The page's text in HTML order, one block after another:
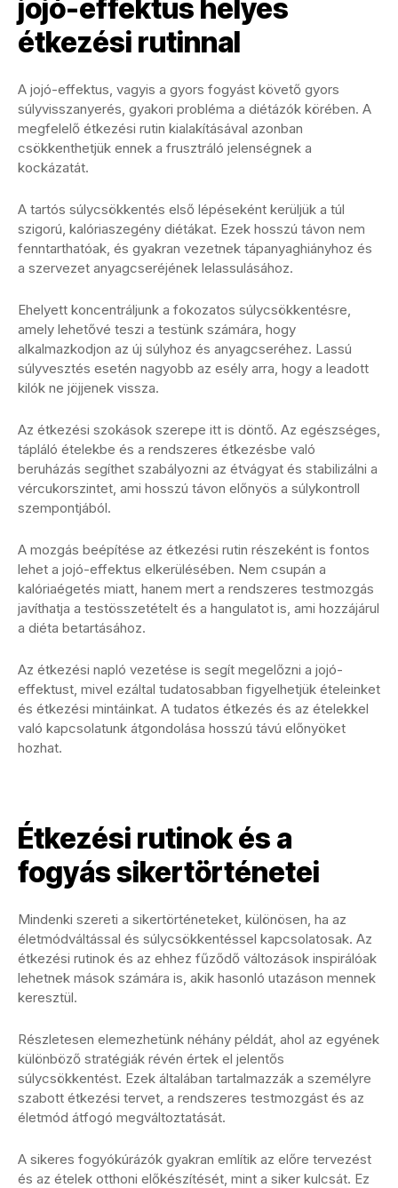
jojó-effektus helyes
étkezési rutinnal
A jojó-effektus, vagyis a gyors fogyást követő gyors
súlyvisszanyerés, gyakori probléma a diétázók körében. A
megfelelő étkezési rutin kialakításával azonban
csökkenthetjük ennek a frusztráló jelenségnek a
kockázatát.
A tartós súlycsökkentés első lépéseként kerüljük a túl
szigorú, kalóriaszegény diétákat. Ezek hosszú távon nem
fenntarthatóak, és gyakran vezetnek tápanyaghiányhoz és
a szervezet anyagcseréjének lelassulásához.
Ehelyett koncentráljunk a fokozatos súlycsökkentésre,
amely lehetővé teszi a testünk számára, hogy
alkalmazkodjon az új súlyhoz és anyagcseréhez. Lassú
súlyvesztés esetén nagyobb az esély arra, hogy a leadott
kilók ne jöjjenek vissza.
Az étkezési szokások szerepe itt is döntő. Az egészséges,
tápláló ételekbe és a rendszeres étkezésbe való
beruházás segíthet szabályozni az étvágyat és stabilizálni a
vércukorszintet, ami hosszú távon előnyös a súlykontroll
szempontjából.
A mozgás beépítése az étkezési rutin részeként is fontos
lehet a jojó-effektus elkerülésében. Nem csupán a
kalóriaégetés miatt, hanem mert a rendszeres testmozgás
javíthatja a testösszetételt és a hangulatot is, ami hozzájárul
a diéta betartásához.
Az étkezési napló vezetése is segít megelőzni a jojó-
effektust, mivel ezáltal tudatosabban figyelhetjük ételeinket
és étkezési mintáinkat. A tudatos étkezés és az ételekkel
való kapcsolatunk átgondolása hosszú távú előnyöket
hozhat.
Étkezési rutinok és a
fogyás sikertörténetei
Mindenki szereti a sikertörténeteket, különösen, ha az
életmódváltással és súlycsökkentéssel kapcsolatosak. Az
étkezési rutinok és az ehhez fűződő változások inspirálóak
lehetnek mások számára is, akik hasonló utazáson mennek
keresztül.
Részletesen elemezhetünk néhány példát, ahol az egyének
különböző stratégiák révén értek el jelentős
súlycsökkentést. Ezek általában tartalmazzák a személyre
szabott étkezési tervet, a rendszeres testmozgást és az
életmód átfogó megváltoztatását.
A sikeres fogyókúrázók gyakran említik az előre tervezést
és az ételek otthoni előkészítését, mint a siker kulcsát. Ez